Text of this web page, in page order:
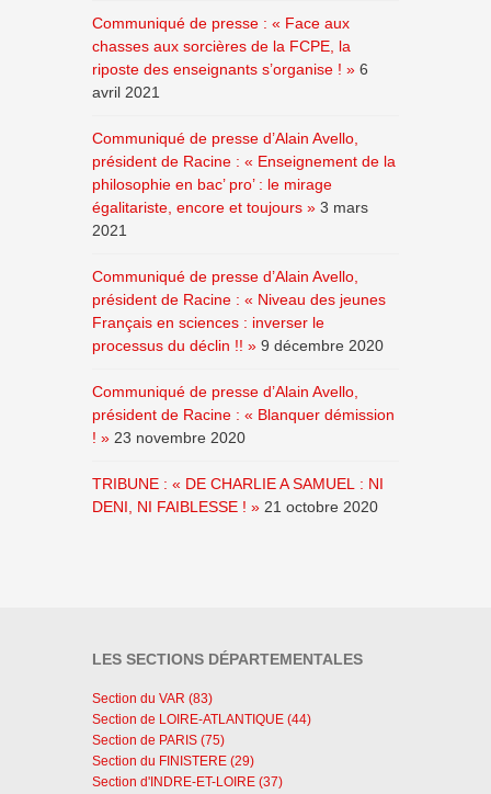
Communiqué de presse : « Face aux
chasses aux sorcières de la FCPE, la
riposte des enseignants s’organise ! » 6
avril 2021
Communiqué de presse d’Alain Avello,
président de Racine : « Enseignement de la
philosophie en bac’ pro’ : le mirage
égalitariste, encore et toujours » 3 mars
2021
Communiqué de presse d’Alain Avello,
président de Racine : « Niveau des jeunes
Français en sciences : inverser le
processus du déclin !! » 9 décembre 2020
Communiqué de presse d’Alain Avello,
président de Racine : « Blanquer démission
! » 23 novembre 2020
TRIBUNE : « DE CHARLIE A SAMUEL : NI
DENI, NI FAIBLESSE ! » 21 octobre 2020
LES SECTIONS DÉPARTEMENTALES
Section du VAR (83)
Section de LOIRE-ATLANTIQUE (44)
Section de PARIS (75)
Section du FINISTERE (29)
Section d'INDRE-ET-LOIRE (37)